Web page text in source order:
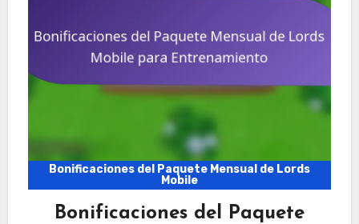
Bonificaciones del Paquete Mensual de Lords
Mobile
Bonificaciones del Paquete